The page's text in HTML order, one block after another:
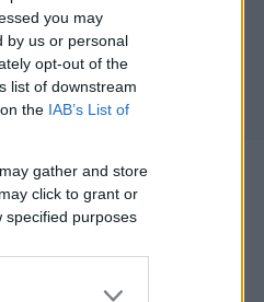
you may
by us or personal
opt-out of the
list of downstream
the IAB’s List of
gather and store
click to grant or
specified purposes